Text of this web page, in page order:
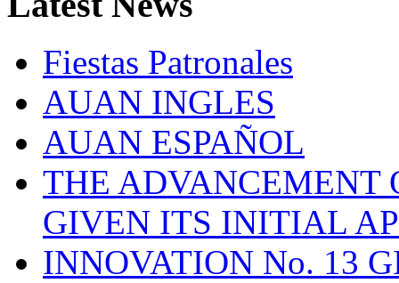
Fiestas Patronales
AUAN INGLES
AUAN ESPAÑOL
THE ADVANCEMENT
GIVEN ITS INITIAL
INNOVATION No. 13